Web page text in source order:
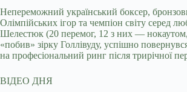
Непереможний український боксер,
Олімпійських ігор та чемпіон світу серед
Шелестюк (20 перемог, 12 з них —
«побив» зірку Голлівуду, успішно
на професіональний ринг після трирічної
ВІДЕО ДНЯ